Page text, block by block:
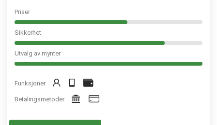
Priser
Sikkerhet
Utvalg av mynter
Funksjoner
Betalingsmetoder